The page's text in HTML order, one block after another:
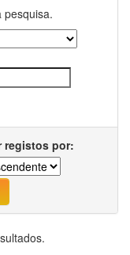
pesquisa.
registos por: